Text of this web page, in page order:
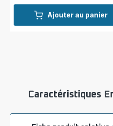
Ajouter au panier
Caractéristiques